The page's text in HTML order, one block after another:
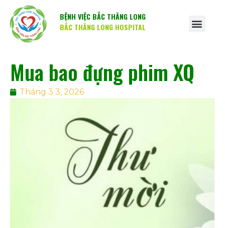
BỆNH VIỆC BẮC THĂNG LONG
BẮC THĂNG LONG HOSPITAL
Mua bao đựng phim XQ
Tháng 3 3, 2026